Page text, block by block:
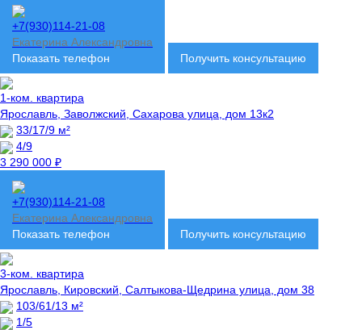
+7(930)114-21-08
Екатерина Александровна
Показать телефон
Получить консультацию
1-ком. квартира
Ярославль, Заволжский, Сахарова улица, дом 13к2
33/17/9 м²
4/9
3 290 000 ₽
+7(930)114-21-08
Екатерина Александровна
Показать телефон
Получить консультацию
3-ком. квартира
Ярославль, Кировский, Салтыкова-Щедрина улица, дом 38
103/61/13 м²
1/5